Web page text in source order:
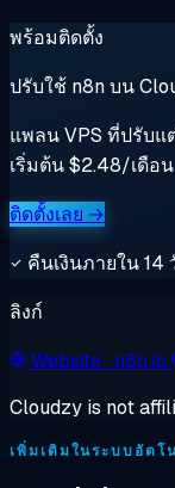
พร้อมติดตั้ง
ปรับใช้ n8n บน
แพลน VPS ที่ปรับแ
เริ่มต้น $2.48/เดือน
ติดตั้งเลย →
คืนเงินภายใน 14
ลิงก์
Website· n8n.io
Cloudzy is not
เพิ่มเติมในระบบอัตโ